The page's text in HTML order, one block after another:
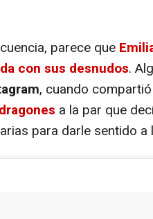
parece que
con sus desnudos.
, cuando compartió
a la par que
para darle sentido